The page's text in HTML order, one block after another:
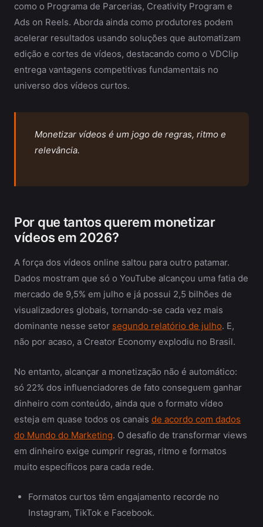
como o Programa de Parcerias, Creativity Program e
Ads on Reels. Aborda ainda como produtores podem
acelerar resultados usando soluções que automatizam
edição e cortes de vídeos, destacando como o VDClip
entrega vantagens competitivas fundamentais no
universo dos vídeos curtos.
Monetizar vídeos é um jogo de regras, ritmo e
relevância.
Por que tantos querem monetizar
vídeos em 2026?
A força dos vídeos online saltou para outro patamar.
Dados mostram que só o YouTube alcançou uma fatia de
mercado de 9,5% em julho e já possui 2,5 bilhões de
visualizadores globais, tornando-se cada vez mais
dominante nesse setor segundo relatório de julho. E,
não por acaso, a Creator Economy explodiu no Brasil.
No entanto, alcançar a monetização não é automático:
só 22% dos influenciadores de fato conseguem ganhar
dinheiro com conteúdo, ainda que o formato vídeo
esteja em quase todos os canais de acordo com dados
do Mundo do Marketing. O desafio de transformar views
em dinheiro exige cumprir regras, ritmo e formatos
muito específicos para cada rede.
Formatos curtos têm engajamento recorde no
Instagram, TikTok e Facebook.